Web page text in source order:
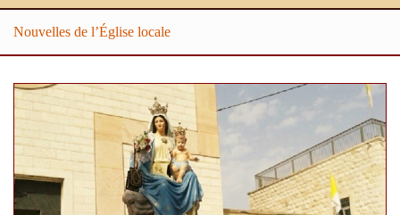
Nouvelles de l’Église locale